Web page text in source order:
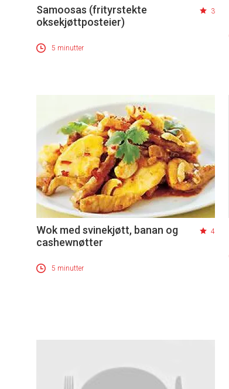
Samoosas (frityrstekte
oksekjøttposteier)
3
5 minutter
Wok med svinekjøtt, banan og
cashewnøtter
4
5 minutter